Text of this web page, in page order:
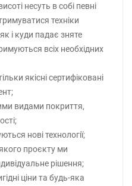
несуть в собі певні
техніки
і куди падає зняте
всіх необхідних
якісні сертифіковані
видами покриття,
нові технології;
проєкту ми
рішення;
ціни та будь-яка